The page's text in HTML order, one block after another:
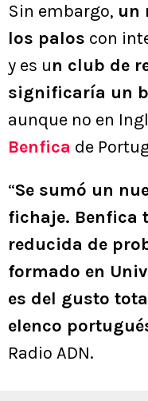
Sin embargo, un
los palos con
y es un club de
significaría un
aunque no en
Benfica de
“Se sumó un
fichaje. Benfica
reducida de
formado en
es del gusto
elenco
Radio ADN.